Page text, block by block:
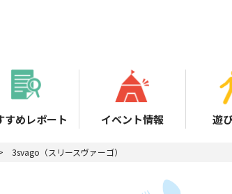
すめレポート イベント情報 遊
3svago（スリースヴァーゴ）